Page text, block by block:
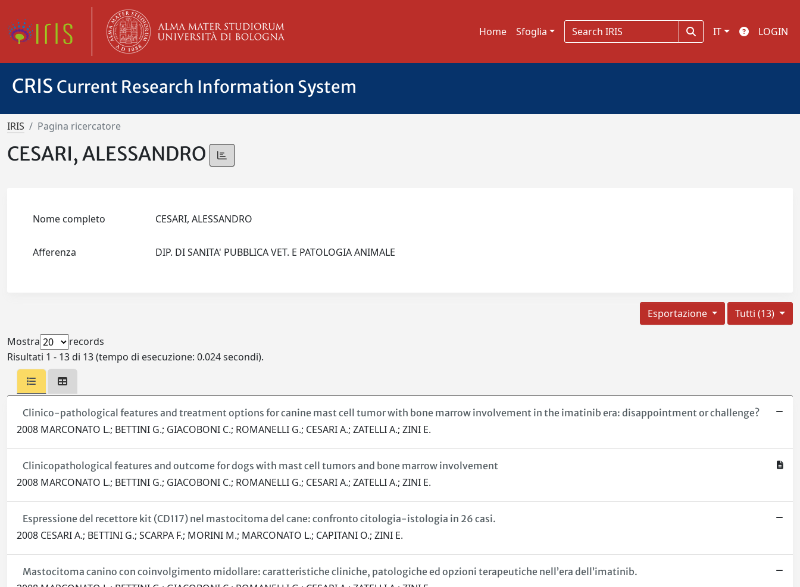
Home Sfoglia IT LOGIN
CRIS Current Research Information System
IRIS Pagina ricercatore
CESARI, ALESSANDRO
Nome completo CESARI, ALESSANDRO
Afferenza DIP. DI SANITA' PUBBLICA VET. E PATOLOGIA ANIMALE
Tutti (13)
Esportazione
Mostra
records
Risultati 1 - 13 di 13 (tempo di esecuzione: 0.024 secondi).
Clinico-pathological features and treatment options for canine mast cell tumor with bone marrow involvement in the imatinib era: disappointment or challenge?
2008 MARCONATO L.; BETTINI G.; GIACOBONI C.; ROMANELLI G.; CESARI A.; ZATELLI A.; ZINI E.
Clinicopathological features and outcome for dogs with mast cell tumors and bone marrow involvement
2008 MARCONATO L.; BETTINI G.; GIACOBONI C.; ROMANELLI G.; CESARI A.; ZATELLI A.; ZINI E.
Espressione del recettore kit (CD117) nel mastocitoma del cane: confronto citologia-istologia in 26 casi.
2008 CESARI A.; BETTINI G.; SCARPA F.; MORINI M.; MARCONATO L.; CAPITANI O.; ZINI E.
Mastocitoma canino con coinvolgimento midollare: caratteristiche cliniche, patologiche ed opzioni terapeutiche nell’era dell’imatinib.